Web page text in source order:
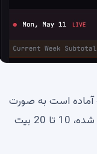
آماده است به صورت
انتخابی بیت کوین را برای پرداخت سود سهام STRC بفروشد، اما به شرطی که به ازای هر بیت کوین فروخته شده، 10 تا 20 بیت